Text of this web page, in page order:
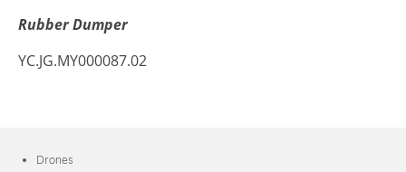
Rubber Dumper
YC.JG.MY000087.02
Drones